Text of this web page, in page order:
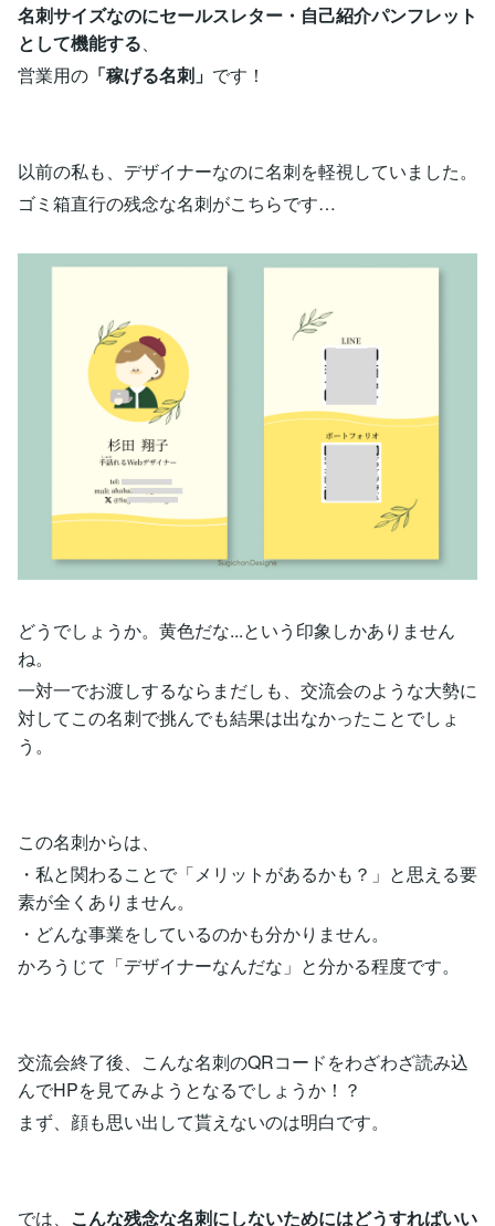
名刺サイズなのにセールスレター・自己紹介パンフレット
として機能する、
営業用の 「稼げる名刺」 です！
以前の私も、デザイナーなのに名刺を軽視していました。
ゴミ箱直行の残念な名刺がこちらです…
どうでしょうか。黄色だな...という印象しかありません
ね。
一対一でお渡しするならまだしも、交流会のような大勢に
対してこの名刺で挑んでも結果は出なかったことでしょ
う。
この名刺からは、
・私と関わることで「メリットがあるかも？」と思える要
素が全くありません。
・どんな事業をしているのかも分かりません。
かろうじて「デザイナーなんだな」と分かる程度です。
交流会終了後、こんな名刺のQRコードをわざわざ読み込
んでHPを見てみようとなるでしょうか！？
まず、顔も思い出して貰えないのは明白です。
では、 こんな残念な名刺にしないためにはどうすればいい